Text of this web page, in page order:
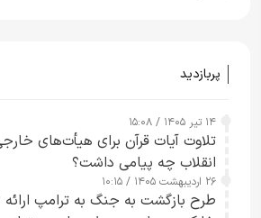
پربازدید
۱۴ تیر ۱۴۰۵ / ۱۵:۰۸
تلاوت آیات قرآن برای هیأت‌های
انقلاب چه پیامی داشت؟
۲۶ اردیبهشت ۱۴۰۵ / ۱۰:۱۵
طرح‌ بازگشت به جنگ به ترامپ